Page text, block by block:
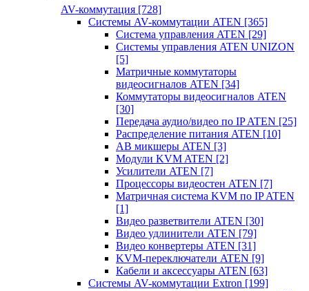
AV-коммутация [728]
Системы AV-коммутации ATEN [365]
Система управления ATEN [29]
Системы управления ATEN UNIZON
[5]
Матричные коммутаторы
видеосигналов ATEN [34]
Коммутаторы видеосигналов ATEN
[30]
Передача аудио/видео по IP ATEN [25]
Распределение питания ATEN [10]
АВ микшеры ATEN [3]
Модули KVM ATEN [2]
Усилители ATEN [7]
Процессоры видеостен ATEN [7]
Матричная система KVM по IP ATEN
[1]
Видео разветвители ATEN [30]
Видео удлинители ATEN [79]
Видео конвертеры ATEN [31]
KVM-переключатели ATEN [9]
Кабели и аксессуары ATEN [63]
Системы AV-коммутации Extron [199]